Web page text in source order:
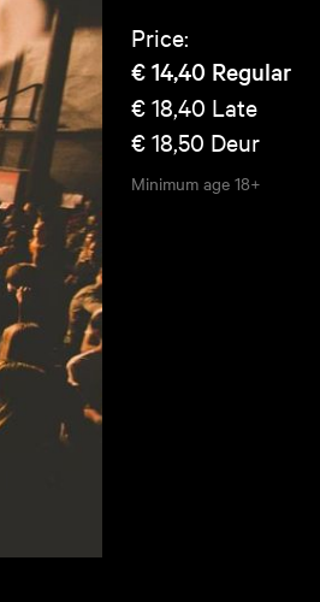
Price:
€ 14,40 Regular
€ 18,40 Late
€ 18,50 Deur
Minimum age 18+